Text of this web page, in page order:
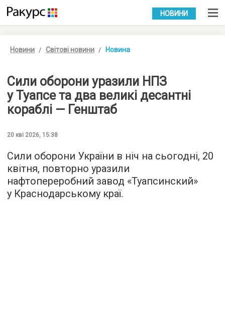
УКР РУС
НОВИНИ
Новини Світові новини Новина
Сили оборони уразили НПЗ
у Туапсе та два великі десантні
кораблі — Генштаб
20 кві 2026, 15:38
Сили оборони України в ніч на сьогодні, 20
квітня, повторно уразили
нафтопереробний завод «Туапсинский»
у Краснодарському краї.